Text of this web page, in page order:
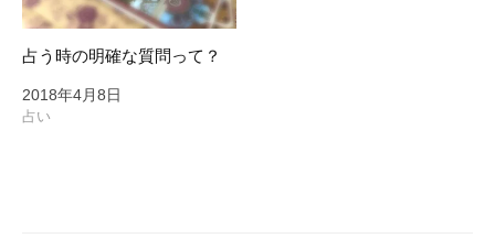
占う時の明確な質問って？
2018年4月8日
占い